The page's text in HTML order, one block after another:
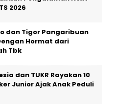
2026
dan Tigor Pangaribuan
Hormat dari
Tbk
dan TUKR Rayakan 10
Junior Ajak Anak Peduli